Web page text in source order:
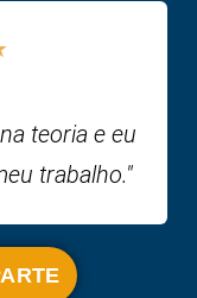
teoria e eu
trabalho."